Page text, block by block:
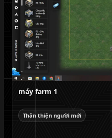
máy farm 1
Thân thiện người mới